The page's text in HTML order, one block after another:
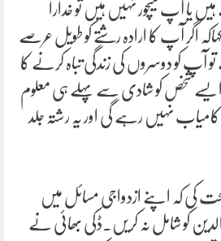
یا آپ میچور نہیں ہیں تو خدارا
اگر آپ کا ارادہ رشتے کو طویل عرصے
کو دوسروں کی زندگی تباہ کرنے کا
ایسے شخص کو شادی سے پہلے ہی معلوم
نہیں رہے گی اور یہ رشتہ جلد
کی کہ اپنے ازدواجی مسائل میں
کو شامل نہ کریں۔ڈکی بھائی نے